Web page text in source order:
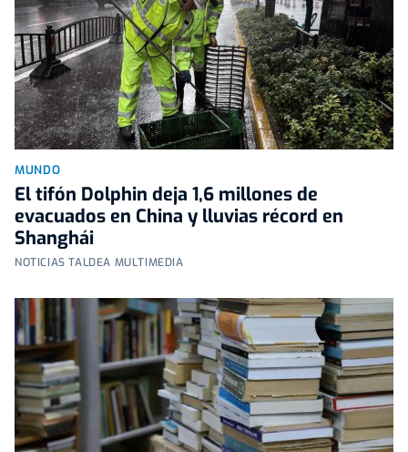
MUNDO
El tifón Dolphin deja 1,6 millones de
evacuados en China y lluvias récord en
Shanghái
NOTICIAS TALDEA MULTIMEDIA